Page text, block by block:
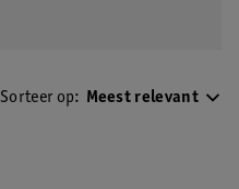
Sorteer op: Meest relevant